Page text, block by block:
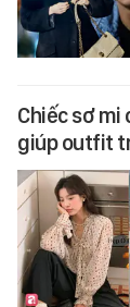
Chiếc sơ
giúp outfit